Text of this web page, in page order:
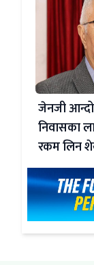
जेनजी
निवासका
रकम लिन